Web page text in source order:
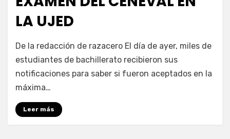
LA UJED
por Fernando Miranda Servín
De la redacción de razacero El día de ayer, miles de
estudiantes de bachillerato recibieron sus
notificaciones para saber si fueron aceptados en la
máxima…
Leer más